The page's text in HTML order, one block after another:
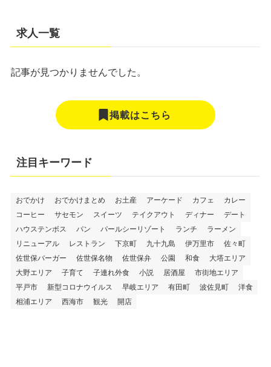
求人一覧
記事が見つかりませんでした。
掲載はこちら
注目キーワード
おでかけ おでかけまとめ お土産 アーケード カフェ
カレー
コーヒー
サセモン スイーツ テイクアウト ディナー
デート
ハウステンボス
パン パールシーリゾート ランチ
ラーメン
リニューアル
レストラン 下京町 九十九島 伊万里市
佐々町
佐世保バーガー
佐世保名物 佐世保弁 公園 和食
大塔エリア
大野エリア
子育て 子連れ外食 小説 居酒屋
市街地エリア
平戸市
新型コロナウイルス 早岐エリア 有田町 波佐見町
洋食
相浦エリア
西海市 観光 開店